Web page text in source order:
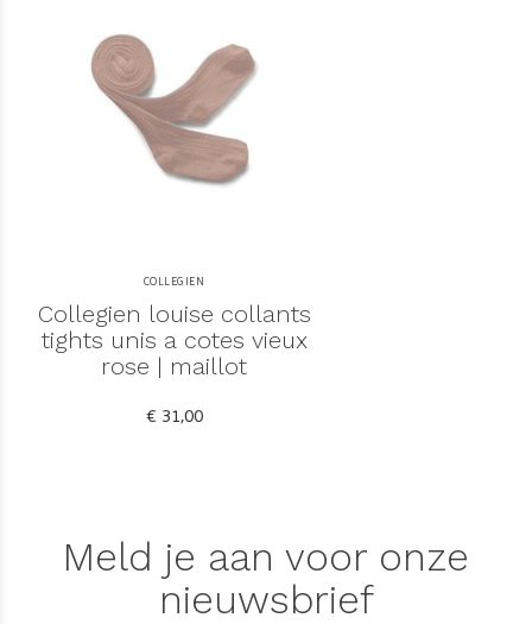
COLLEGIEN
Collegien louise collants
tights unis a cotes vieux
rose | maillot
€ 31,00
Meld je aan voor onze
nieuwsbrief